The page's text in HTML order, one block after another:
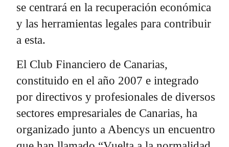
se centrará en la recuperación económica
y las herramientas legales para contribuir
a esta.
El Club Financiero de Canarias,
constituido en el año 2007 e integrado
por directivos y profesionales de diversos
sectores empresariales de Canarias, ha
organizado junto a Abencys un encuentro